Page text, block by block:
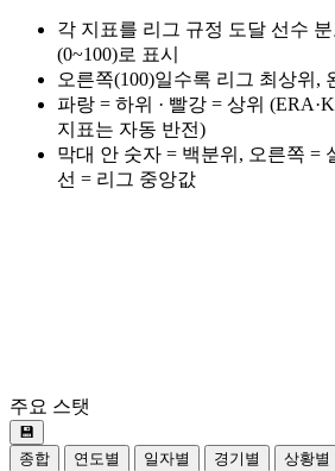
각 지표를 리그 규정 도달 선수
(0~100)로 표시
오른쪽(100)일수록 리그 최상위,
파랑 = 하위 · 빨강 = 상위
지표는 자동 반전)
막대 안 숫자 = 백분위, 오른쪽 =
선 = 리그 중앙값
주요 스탯
💾
종합
연도별 일자별 경기별 상황별